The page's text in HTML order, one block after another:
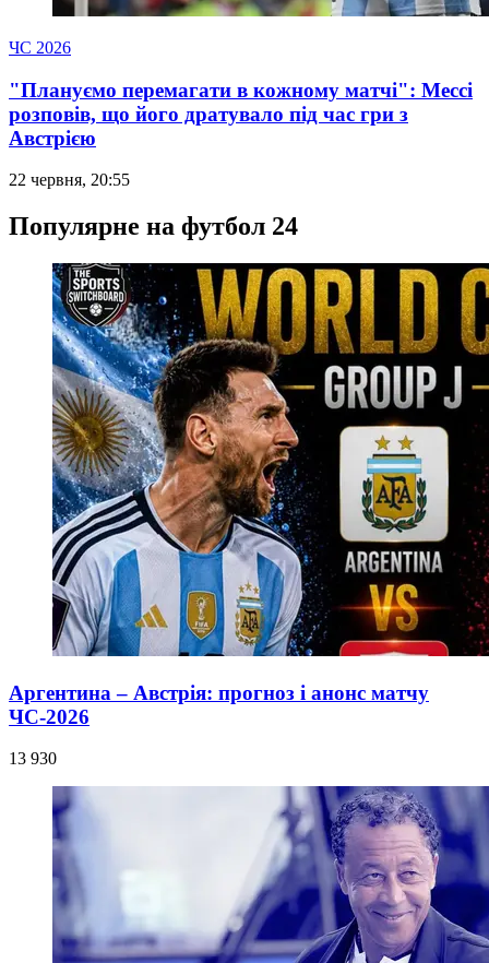
ЧС 2026
"Плануємо перемагати в кожному матчі": Мессі
розповів, що його дратувало під час гри з
Австрією
22 червня, 20:55
Популярне на футбол 24
Аргентина – Австрія: прогноз і анонс матчу
ЧС-2026
13 930